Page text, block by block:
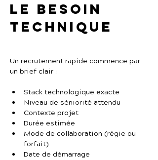
le besoin
technique
Un recrutement rapide commence par
un brief clair :
Stack technologique exacte
Niveau de séniorité attendu
Contexte projet
Durée estimée
Mode de collaboration (régie ou
forfait)
Date de démarrage